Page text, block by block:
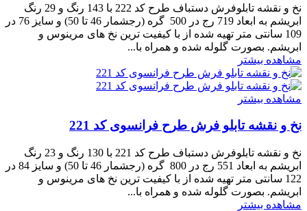
نخ و نقشه تابلوفرش دستباف طرح کد 222 با 143 رنگ و 29 رنگ
ابریشم به ابعاد 719 رج در 500 گره (رجشمار 46 تا 50) و سایز 76 در
109 سانتی متر تهیه شده از با کیفیت ترین نخ های مرینوس و
ابریشم. بصورت گلوله شده و همراه با...
مشاهده بیشتر
مشاهده بیشتر
نخ و نقشه تابلو فرش طرح فرانسوی کد 221
نخ و نقشه تابلوفرش دستباف طرح کد 221 با 130 رنگ و 23 رنگ
ابریشم به ابعاد 551 رج در 800 گره (رجشمار 46 تا 50) و سایز 84 در
122 سانتی متر تهیه شده از با کیفیت ترین نخ های مرینوس و
ابریشم. بصورت گلوله شده و همراه با...
مشاهده بیشتر